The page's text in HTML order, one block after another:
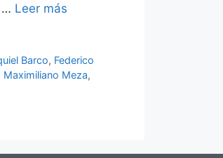
… Leer más
Barco, Federico
Maximiliano Meza,